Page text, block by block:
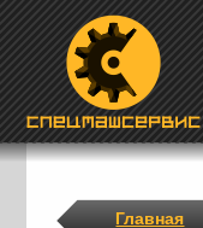
Главная